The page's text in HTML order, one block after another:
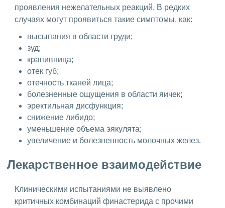
проявления нежелательных реакций. В редких
случаях могут проявиться такие симптомы, как:
высыпания в области груди;
зуд;
крапивница;
отек губ;
отечность тканей лица;
болезненные ощущения в области яичек;
эректильная дисфункция;
снижение либидо;
уменьшение объема эякулята;
увеличение и болезненность молочных желез.
Лекарственное взаимодействие
Клиническими испытаниями не выявлено
критичных комбинаций финастерида с прочими